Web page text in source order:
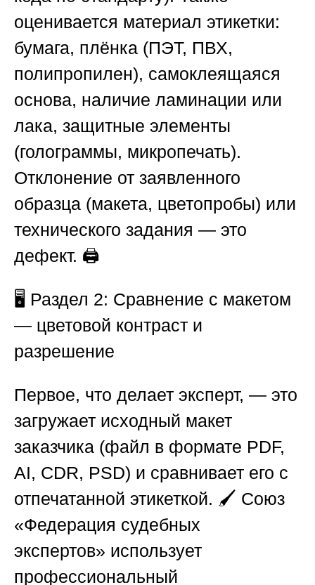
оценивается материал этикетки:
бумага, плёнка (ПЭТ, ПВХ,
полипропилен), самоклеящаяся
основа, наличие ламинации или
лака, защитные элементы
(голограммы, микропечать).
Отклонение от заявленного
образца (макета, цветопробы) или
технического задания — это
дефект. 🖨️
🖥️ Раздел 2: Сравнение с макетом
— цветовой контраст и
разрешение
Первое, что делает эксперт, — это
загружает исходный макет
заказчика (файл в формате PDF,
AI, CDR, PSD) и сравнивает его с
отпечатанной этикеткой. 🖌️ Союз
«Федерация судебных
экспертов» использует
профессиональный